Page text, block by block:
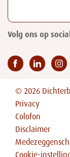
Volg ons op
© 2026
Privacy
Colofon
Disclaimer
Cookie-